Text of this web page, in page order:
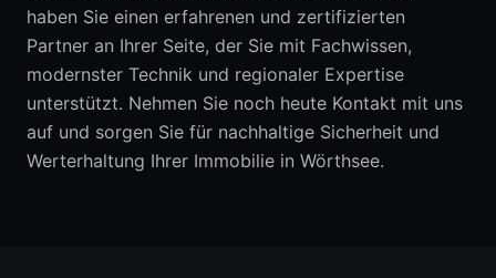
haben Sie einen erfahrenen und zertifizierten
Partner an Ihrer Seite, der Sie mit Fachwissen,
modernster Technik und regionaler Expertise
unterstützt. Nehmen Sie noch heute Kontakt mit uns
auf und sorgen Sie für nachhaltige Sicherheit und
Werterhaltung Ihrer Immobilie in Wörthsee.